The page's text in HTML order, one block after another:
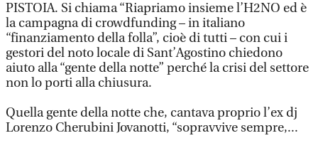
PISTOIA. Si chiama “Riapriamo insieme l’H2NO ed è
la campagna di crowdfunding – in italiano
“finanziamento della folla”, cioè di tutti – con cui i
gestori del noto locale di Sant’Agostino chiedono
aiuto alla “gente della notte” perché la crisi del settore
non lo porti alla chiusura.
Quella gente della notte che, cantava proprio l’ex dj
Lorenzo Cherubini Jovanotti, “sopravvive sempre,...